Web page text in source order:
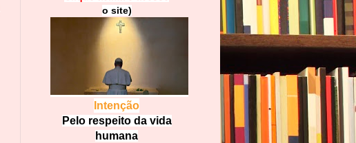
o site)
Intenção
Pelo respeito da vida
humana